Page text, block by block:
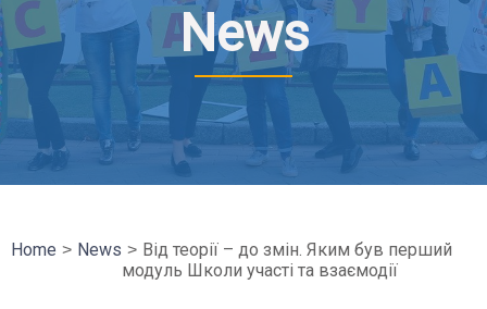
News
Home News
Від теорії – до змін. Яким був перший
модуль Школи участі та взаємодії